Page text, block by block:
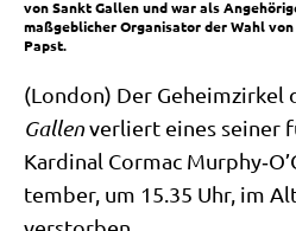
von Sankt Gallen und war als
maßgeblicher Organisator der Wahl
Papst.
(Lon­don) Der Geheim­zir­kel
Gal­lenver­liert eines sei­ner
Kar­di­nal Cor­mac
tem­ber, um 15.35 Uhr, im